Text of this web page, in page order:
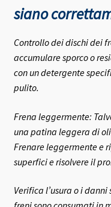
siano
Controllo dei dischi dei
accumulare sporco o
con un detergente
pulito.
Frena leggermente:
una patina leggera di
Frenare leggermente e
superfici e risolvere il
Verifica l’usura o i